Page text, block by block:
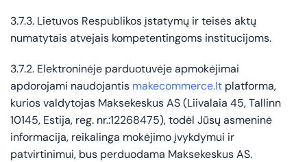
3.7.3. Lietuvos Respublikos įstatymų ir teisės aktų
numatytais atvejais kompetentingoms institucijoms.
3.7.2. Elektroninėje parduotuvėje apmokėjimai
apdorojami naudojantis makecommerce.lt platforma,
kurios valdytojas Maksekeskus AS (Liivalaia 45, Tallinn
10145, Estija, reg. nr.:12268475), todėl Jūsų asmeninė
informacija, reikalinga mokėjimo įvykdymui ir
patvirtinimui, bus perduodama Maksekeskus AS.